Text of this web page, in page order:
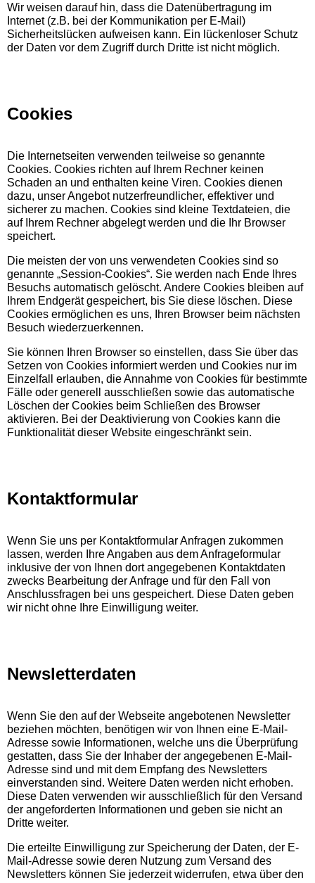
Wir weisen darauf hin, dass die Datenübertragung im
Internet (z.B. bei der Kommunikation per E-Mail)
Sicherheitslücken aufweisen kann. Ein lückenloser Schutz
der Daten vor dem Zugriff durch Dritte ist nicht möglich.
Cookies
Die Internetseiten verwenden teilweise so genannte
Cookies. Cookies richten auf Ihrem Rechner keinen
Schaden an und enthalten keine Viren. Cookies dienen
dazu, unser Angebot nutzerfreundlicher, effektiver und
sicherer zu machen. Cookies sind kleine Textdateien, die
auf Ihrem Rechner abgelegt werden und die Ihr Browser
speichert.
Die meisten der von uns verwendeten Cookies sind so
genannte „Session-Cookies“. Sie werden nach Ende Ihres
Besuchs automatisch gelöscht. Andere Cookies bleiben auf
Ihrem Endgerät gespeichert, bis Sie diese löschen. Diese
Cookies ermöglichen es uns, Ihren Browser beim nächsten
Besuch wiederzuerkennen.
Sie können Ihren Browser so einstellen, dass Sie über das
Setzen von Cookies informiert werden und Cookies nur im
Einzelfall erlauben, die Annahme von Cookies für bestimmte
Fälle oder generell ausschließen sowie das automatische
Löschen der Cookies beim Schließen des Browser
aktivieren. Bei der Deaktivierung von Cookies kann die
Funktionalität dieser Website eingeschränkt sein.
Kontaktformular
Wenn Sie uns per Kontaktformular Anfragen zukommen
lassen, werden Ihre Angaben aus dem Anfrageformular
inklusive der von Ihnen dort angegebenen Kontaktdaten
zwecks Bearbeitung der Anfrage und für den Fall von
Anschlussfragen bei uns gespeichert. Diese Daten geben
wir nicht ohne Ihre Einwilligung weiter.
Newsletterdaten
Wenn Sie den auf der Webseite angebotenen Newsletter
beziehen möchten, benötigen wir von Ihnen eine E-Mail-
Adresse sowie Informationen, welche uns die Überprüfung
gestatten, dass Sie der Inhaber der angegebenen E-Mail-
Adresse sind und mit dem Empfang des Newsletters
einverstanden sind. Weitere Daten werden nicht erhoben.
Diese Daten verwenden wir ausschließlich für den Versand
der angeforderten Informationen und geben sie nicht an
Dritte weiter.
Die erteilte Einwilligung zur Speicherung der Daten, der E-
Mail-Adresse sowie deren Nutzung zum Versand des
Newsletters können Sie jederzeit widerrufen, etwa über den